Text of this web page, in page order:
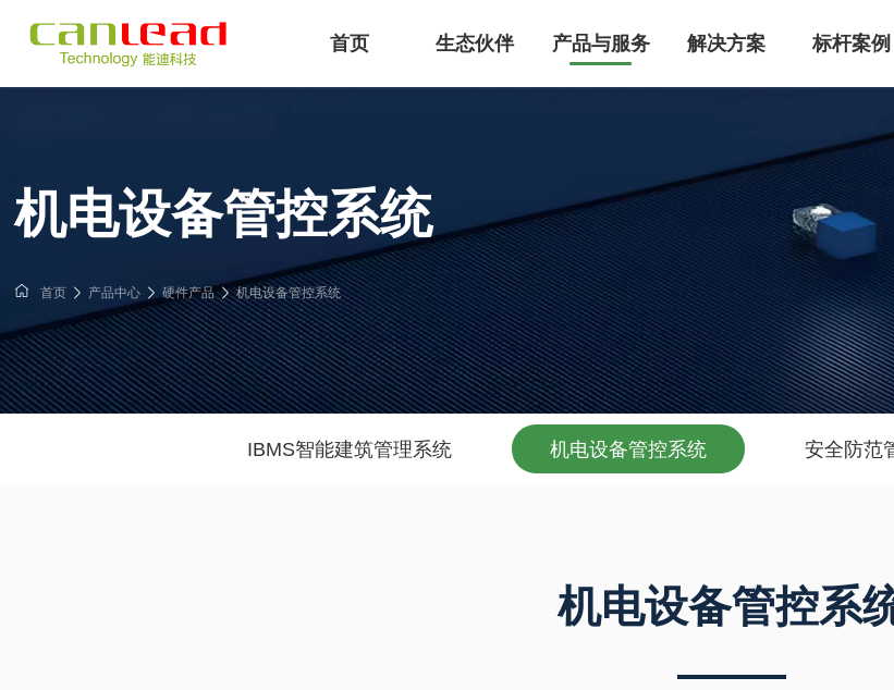
首页 生态伙伴 产品与服务 解决方案 标杆案例
机电设备管控系统
首页 产品中心 硬件产品 机电设备管控系统
IBMS智能建筑管理系统 机电设备管控系统 安全防范
机电设备管控系